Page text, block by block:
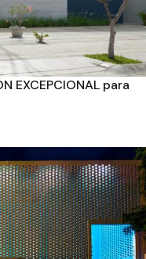
EXCEPCIONAL para